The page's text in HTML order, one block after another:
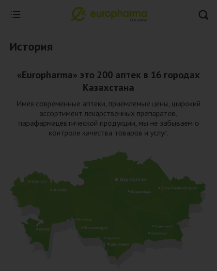
История
«Europharma» это 200 аптек в 16 городах
Казахстана
Имея современные аптеки, приемлемые цены, широкий
ассортимент лекарственных препаратов,
парафармацевтической продукции, мы не забываем о
контроле качества товаров и услуг.